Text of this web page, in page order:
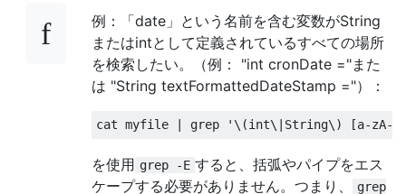
例：「date」という名前を含む変数がString
またはintとして定義されているすべての場所
を検索したい。（例： "int cronDate ="また
は "String textFormattedDateStamp ="）：
cat myfile | grep '\(int\|String\) [a-zA-
を使用 grep -E すると、括弧やパイプをエス
ケープする必要がありません。つまり、
grep